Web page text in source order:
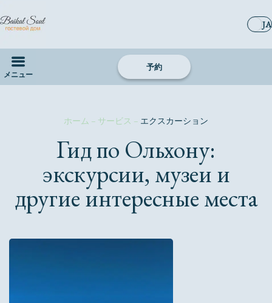
JA
メニュー
予約
ホーム – サービス – エクスカーション
Гид по Ольхону:
экскурсии, музеи и
другие интересные места